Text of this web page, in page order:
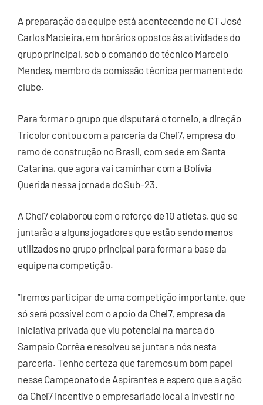
A preparação da equipe está acontecendo no CT José
Carlos Macieira, em horários opostos às atividades do
grupo principal, sob o comando do técnico Marcelo
Mendes, membro da comissão técnica permanente do
clube.
Para formar o grupo que disputará o torneio, a direção
Tricolor contou com a parceria da Chel7, empresa do
ramo de construção no Brasil, com sede em Santa
Catarina, que agora vai caminhar com a Bolívia
Querida nessa jornada do Sub-23.
A Chel7 colaborou com o reforço de 10 atletas, que se
juntarão a alguns jogadores que estão sendo menos
utilizados no grupo principal para formar a base da
equipe na competição.
“Iremos participar de uma competição importante, que
só será possível com o apoio da Chel7, empresa da
iniciativa privada que viu potencial na marca do
Sampaio Corrêa e resolveu se juntar a nós nesta
parceria. Tenho certeza que faremos um bom papel
nesse Campeonato de Aspirantes e espero que a ação
da Chel7 incentive o empresariado local a investir no